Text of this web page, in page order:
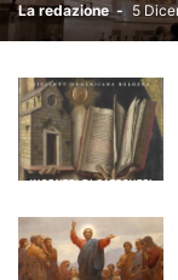
La redazione - 5